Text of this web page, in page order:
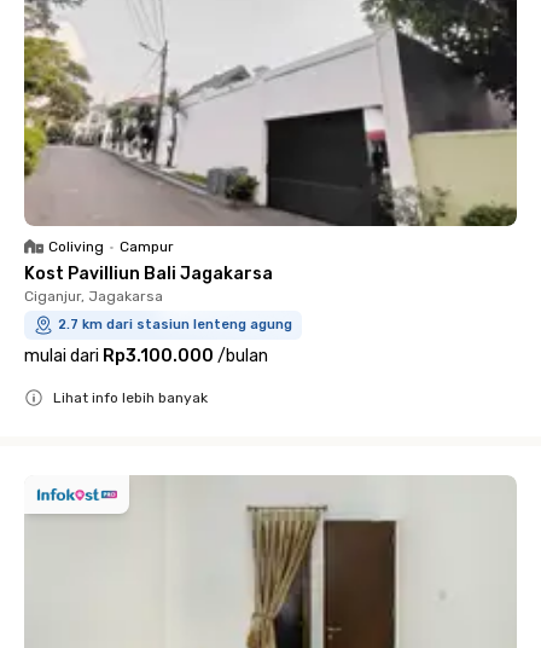
Coliving • Campur
Kost Pavilliun Bali Jagakarsa
Ciganjur, Jagakarsa
2.7 km dari stasiun lenteng agung
mulai dari Rp3.100.000 /bulan
Lihat info lebih banyak